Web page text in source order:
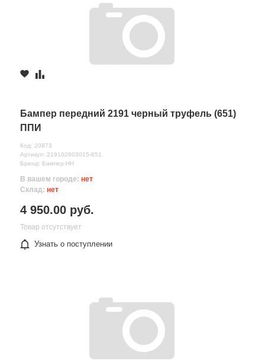
Бампер передний 2191 черный труфель (651)
ППИ
Код: 20873
Артикул: 219102803015-651
Бренд: Бампер-НН
В вашем городе: нет
Склад: нет
4 950.00 руб.
Товар отсутствует
Узнать о поступлении